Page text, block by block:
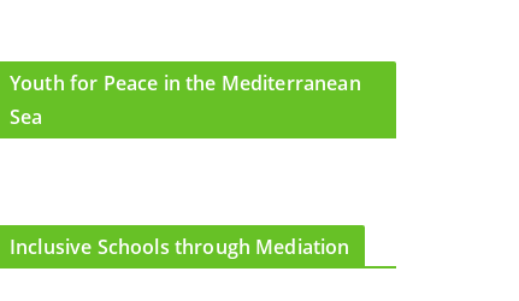
Youth for Peace in the Mediterranean
Sea
Inclusive Schools through Mediation